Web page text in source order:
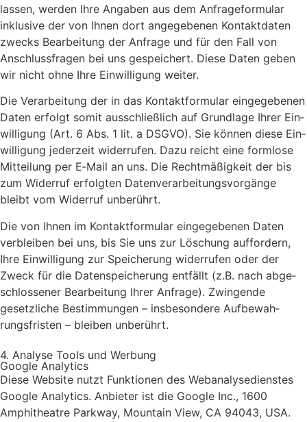
las­sen, wer­den Ihre Anga­ben aus dem Anfra­ge­for­mu­lar
inklu­si­ve der von Ihnen dort ange­ge­be­nen Kon­takt­da­ten
zwecks Bear­bei­tung der Anfra­ge und für den Fall von
Anschluss­fra­gen bei uns gespei­chert. Die­se Daten geben
wir nicht ohne Ihre Ein­wil­li­gung wei­ter.
Die Ver­ar­bei­tung der in das Kon­takt­for­mu­lar ein­ge­ge­be­nen
Daten erfolgt somit aus­schließ­lich auf Grund­la­ge Ihrer Ein­
wil­li­gung (Art. 6 Abs. 1 lit. a DSGVO). Sie kön­nen die­se Ein­
wil­li­gung jeder­zeit wider­ru­fen. Dazu reicht eine form­lo­se
Mit­tei­lung per E‑Mail an uns. Die Recht­mä­ßig­keit der bis
zum Wider­ruf erfolg­ten Daten­ver­ar­bei­tungs­vor­gän­ge
bleibt vom Wider­ruf unbe­rührt.
Die von Ihnen im Kon­takt­for­mu­lar ein­ge­ge­be­nen Daten
ver­blei­ben bei uns, bis Sie uns zur Löschung auf­for­dern,
Ihre Ein­wil­li­gung zur Spei­che­rung wider­ru­fen oder der
Zweck für die Daten­spei­che­rung ent­fällt (z.B. nach abge­
schlos­se­ner Bear­bei­tung Ihrer Anfra­ge). Zwin­gen­de
gesetz­li­che Bestim­mun­gen – ins­be­son­de­re Auf­be­wah­
rungs­fris­ten – blei­ben unbe­rührt.
4. Ana­ly­se Tools und Wer­bung
Goog­le Ana­ly­tics
Die­se Web­site nutzt Funk­tio­nen des Web­ana­ly­se­diens­tes
Goog­le Ana­ly­tics. Anbie­ter ist die Goog­le Inc., 1600
Amphi­theat­re Park­way, Moun­tain View, CA 94043, USA.